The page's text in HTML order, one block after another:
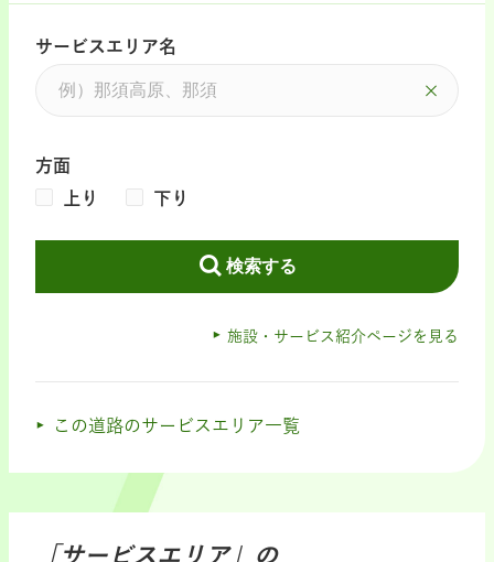
サービスエリア名
方面
上り
下り
検索する
施設・サービス紹介ページを見る
この道路のサービスエリア一覧
「サービスエリア」の